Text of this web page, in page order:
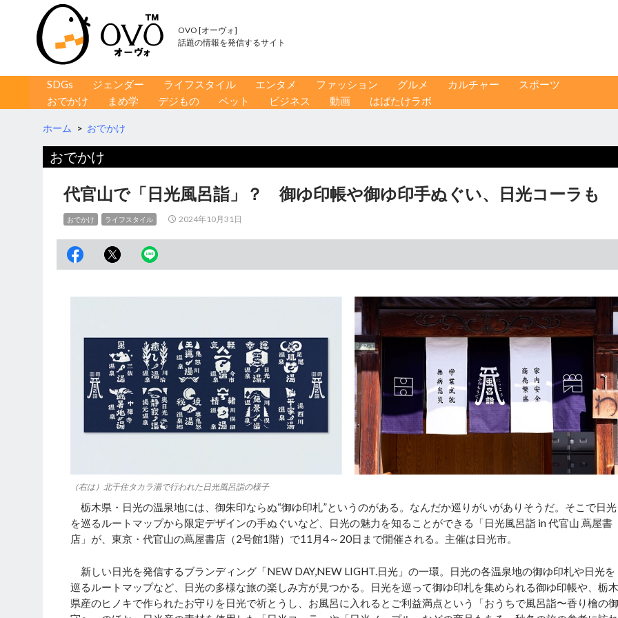
OVO [オーヴォ]
話題の情報を発信するサイト
コンテンツへ移動
SDGs ジェンダー ライフスタイル エンタメ ファッション グルメ カルチャー
スポーツ
おでかけ
まめ学 デジもの ペット ビジネス 動画 はばたけラボ
ホーム > おでかけ
おでかけ
代官山で「日光風呂詣」？ 御ゆ印帳や御ゆ印手ぬぐい、日光コーラも
おでかけ ライフスタイル 2024年10月31日
（右は）北千住タカラ湯で行われた日光風呂詣の様子
栃木県・日光の温泉地には、御朱印ならぬ“御ゆ印札”というのがある。なんだか巡りがいがありそうだ。そこで日光
を巡るルートマップから限定デザインの手ぬぐいなど、日光の魅力を知ることができる「日光風呂詣 in 代官山 蔦屋書
店」が、東京・代官山の蔦屋書店（2号館1階）で11月4～20日まで開催される。主催は日光市。
新しい日光を発信するブランディング「NEW DAY,NEW LIGHT.日光」の一環。日光の各温泉地の御ゆ印札や日光を
巡るルートマップなど、日光の多様な旅の楽しみ方が見つかる。日光を巡って御ゆ印札を集められる御ゆ印帳や、栃木
県産のヒノキで作られたお守りを日光で祈とうし、お風呂に入れるとご利益満点という「おうちで風呂詣〜香り檜の御